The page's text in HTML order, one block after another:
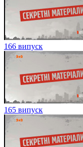
166 випуск
165 випуск